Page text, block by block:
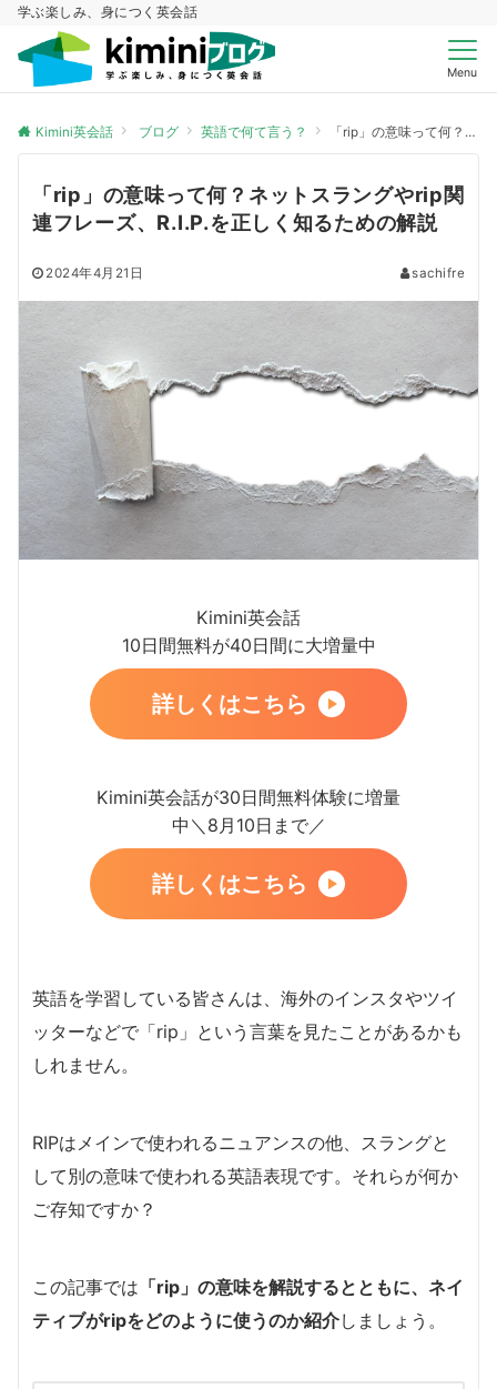
学ぶ楽しみ、身につく英会話
Menu
Kimini英会話 ブログ 英語で何て言う？ 「rip」の意味って何？ネットスラングやrip関連フレーズ、R.I.P.を正しく知るための解説
「rip」の意味って何？ネットスラングやrip関
連フレーズ、R.I.P.を正しく知るための解説
2024年4月21日 sachifre
Kimini英会話
10日間無料が40日間に大増量中
詳しくはこちら
Kimini英会話が30日間無料体験に増量
中＼8月10日まで／
詳しくはこちら
英語を学習している皆さんは、海外のインスタやツイ
ッターなどで「rip」という言葉を見たことがあるかも
しれません。
RIPはメインで使われるニュアンスの他、スラングと
して別の意味で使われる英語表現です。それらが何か
ご存知ですか？
この記事では 「rip」の意味を解説するとともに、ネイ
ティブがripをどのように使うのか紹介しましょう。